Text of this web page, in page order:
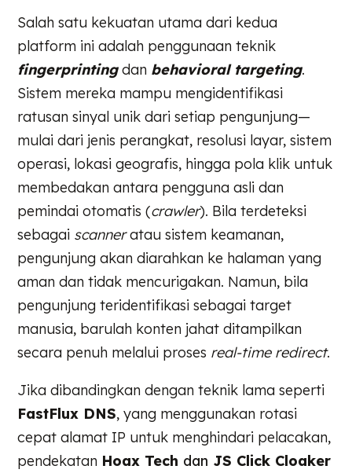
Salah satu kekuatan utama dari kedua
platform ini adalah penggunaan teknik
fingerprinting dan behavioral targeting.
Sistem mereka mampu mengidentifikasi
ratusan sinyal unik dari setiap pengunjung—
mulai dari jenis perangkat, resolusi layar, sistem
operasi, lokasi geografis, hingga pola klik untuk
membedakan antara pengguna asli dan
pemindai otomatis (crawler). Bila terdeteksi
sebagai scanneratau sistem keamanan,
pengunjung akan diarahkan ke halaman yang
aman dan tidak mencurigakan. Namun, bila
pengunjung teridentifikasi sebagai target
manusia, barulah konten jahat ditampilkan
secara penuh melalui proses real-time redirect.
Jika dibandingkan dengan teknik lama seperti
FastFlux DNS, yang menggunakan rotasi
cepat alamat IP untuk menghindari pelacakan,
pendekatan Hoax Tech dan JS Click Cloaker